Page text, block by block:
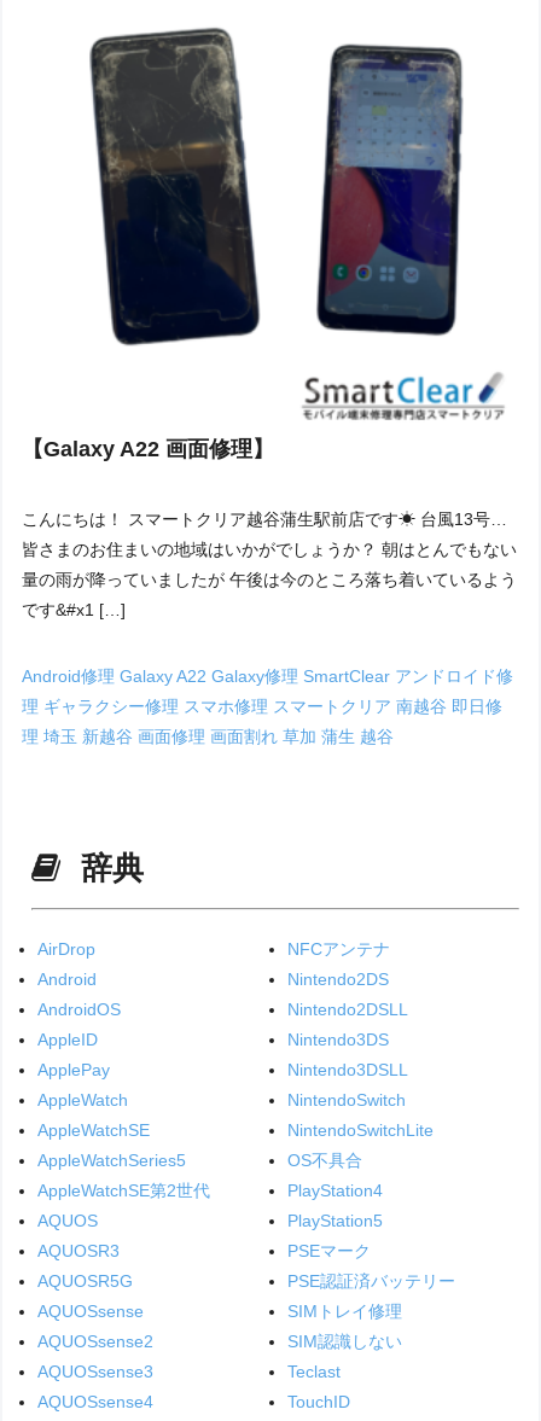
【Galaxy A22 画面修理】
こんにちは！ スマートクリア越谷蒲生駅前店です☀ 台風13号…
皆さまのお住まいの地域はいかがでしょうか？ 朝はとんでもない
量の雨が降っていましたが 午後は今のところ落ち着いているよう
です&#x1 […]
Android修理Galaxy A22Galaxy修理 SmartClear アンドロイド修
理 ギャラクシー修理 スマホ修理 スマートクリア南越谷 即日修
理埼玉 新越谷画面修理画面割れ草加蒲生 越谷
辞典
AirDrop
Android
AndroidOS
AppleID
ApplePay
AppleWatch
AppleWatchSE
AppleWatchSeries5
AppleWatchSE第2世代
AQUOS
AQUOSR3
AQUOSR5G
AQUOSsense
AQUOSsense2
AQUOSsense3
AQUOSsense4
NFCアンテナ
Nintendo2DS
Nintendo2DSLL
Nintendo3DS
Nintendo3DSLL
NintendoSwitch
NintendoSwitchLite
OS不具合
PlayStation4
PlayStation5
PSEマーク
PSE認証済バッテリー
SIMトレイ修理
SIM認識しない
Teclast
TouchID